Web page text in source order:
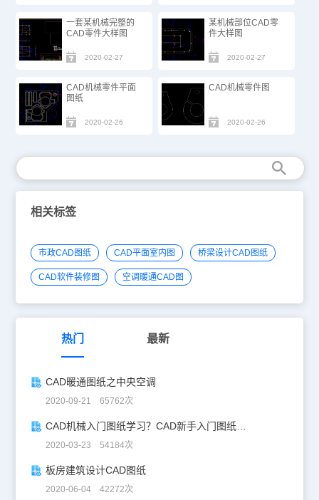
一套某机械完整的
CAD零件大样图
2020-02-27
某机械部位CAD零
件大样图
2020-02-27
CAD机械零件平面
图纸
2020-02-26
CAD机械零件图
2020-02-26
相关标签
市政CAD图纸 CAD平面室内图 桥梁设计CAD图纸
CAD软件装修图 空调暖通CAD图
热门 最新
CAD暖通图纸之中央空调
2020-09-21 65762次
CAD机械入门图纸学习？CAD新手入门图纸练习
2020-03-23 54184次
板房建筑设计CAD图纸
2020-06-04 42272次